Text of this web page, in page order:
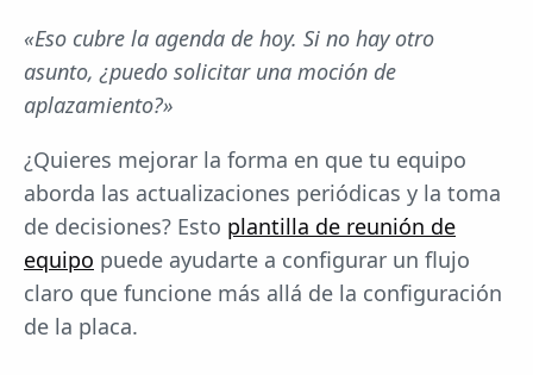
«Eso cubre la agenda de hoy. Si no hay otro
asunto, ¿puedo solicitar una moción de
aplazamiento?»
¿Quieres mejorar la forma en que tu equipo
aborda las actualizaciones periódicas y la toma
de decisiones? Esto plantilla de reunión de
equipo puede ayudarte a configurar un flujo
claro que funcione más allá de la configuración
de la placa.